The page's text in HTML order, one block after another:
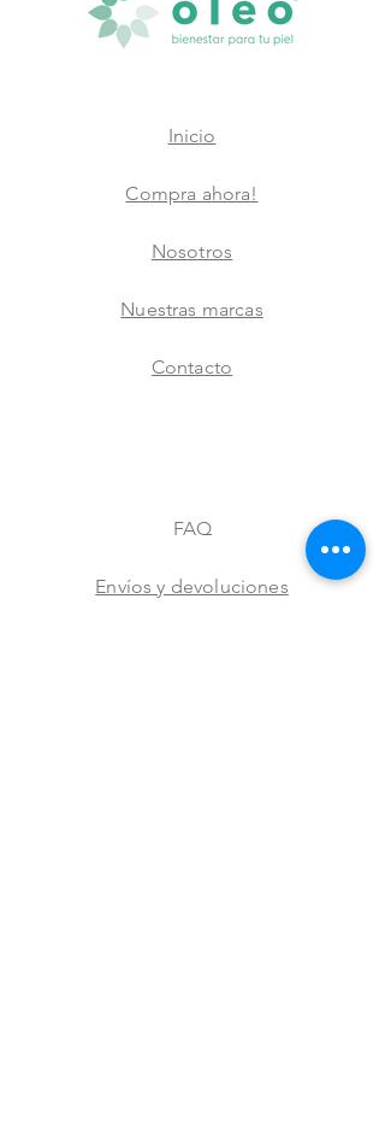
Inicio
Compra ahora!
Nosotros
Nuestras marcas
Contacto
FAQ
Envíos y devoluciones